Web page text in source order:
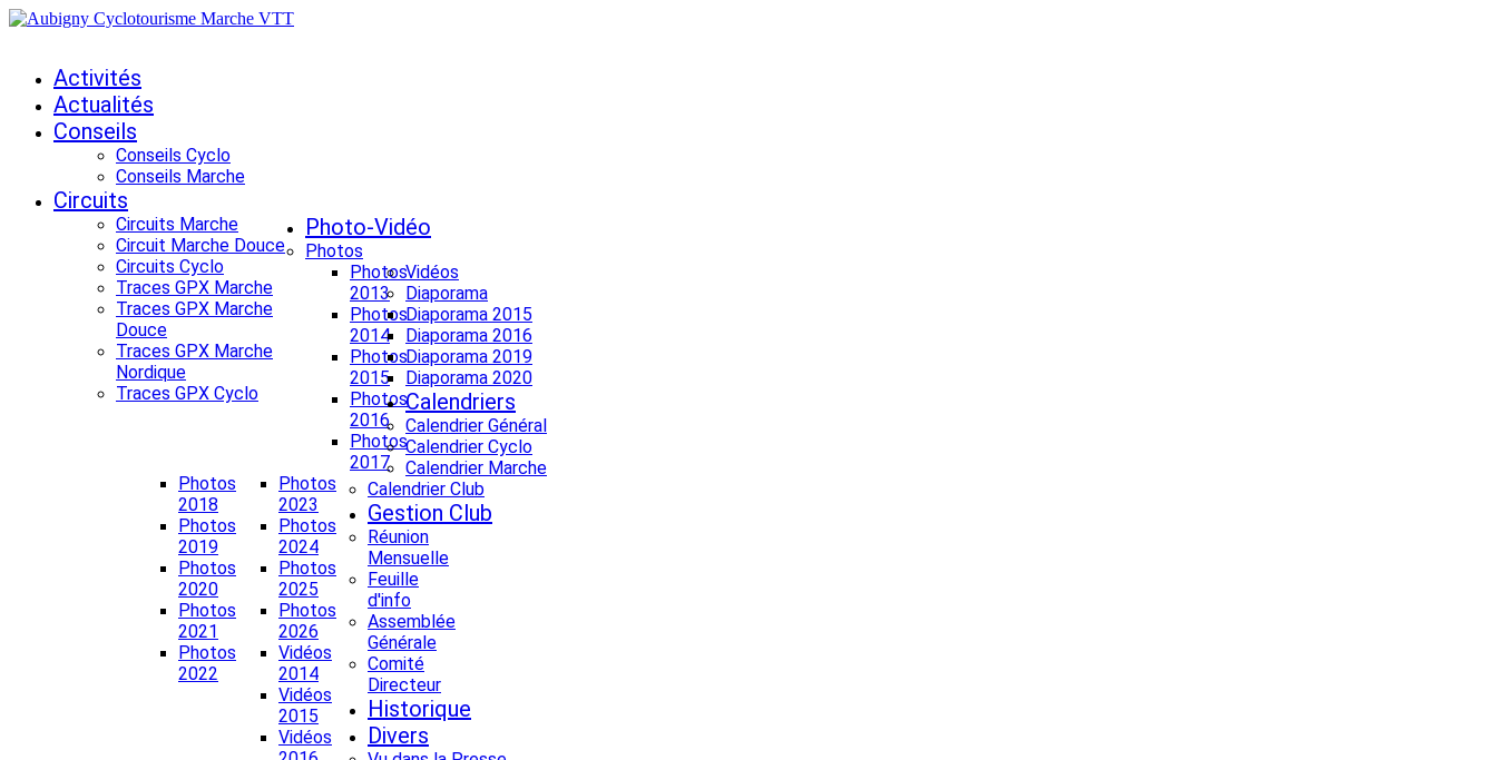
Activités
Actualités
Conseils
Conseils Cyclo
Conseils Marche
Circuits
Circuits Marche
Circuit Marche Douce
Circuits Cyclo
Traces GPX Marche
Traces GPX Marche
Douce
Traces GPX Marche
Nordique
Traces GPX Cyclo
Photo-Vidéo
Photos
Photos
2013
Photos
2014
Photos
2015
Photos
2016
Photos
2017
Photos
2018
Photos
2019
Photos
2020
Photos
2021
Photos
2022
Photos
2023
Photos
2024
Photos
2025
Photos
2026
Vidéos
Vidéos
2014
Vidéos
2015
Vidéos
Diaporama
Diaporama 2015
Diaporama 2016
Diaporama 2019
Diaporama 2020
Calendriers
Calendrier Général
Calendrier Cyclo
Calendrier Marche
Calendrier Club
Gestion Club
Réunion
Mensuelle
Feuille
d'info
Assemblée
Générale
Comité
Directeur
Historique
Divers